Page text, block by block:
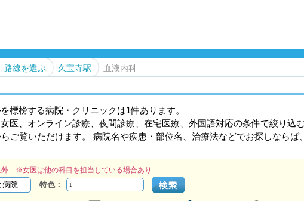
路線を選ぶ 久宝寺駅 血液内科
を標榜する病院・クリニックは1件あります。
医、オンライン診療、夜間診療、在宅医療、外国語対応の条件で絞り込
ご覧いただけます。 病院名や疾患・部位名、治療法などでお探しならば
※女医は他の科目を担当している場合あり
特色：